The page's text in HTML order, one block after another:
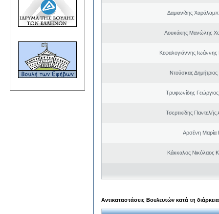
Δαμιανίδης
Λουκάκης Μανώλης
Κεφαλογιάννης Ιωάννης
Ντούσκας
Τρυφωνίδης
Τσερτικίδης Παντελής
Αρσένη Μαρία
Κάκκαλος Νικόλαος
Αντικαταστάσεις Βουλευτών κατά τη